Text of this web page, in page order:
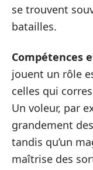
se trouvent
batailles.
Compétences
jouent un rôle
celles qui
Un voleur, par
grandement
tandis qu’un
maîtrise des